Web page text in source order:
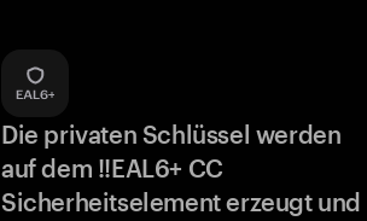
Die privaten Schlüssel werden
auf dem !!EAL6+ CC
Sicherheitselement erzeugt und